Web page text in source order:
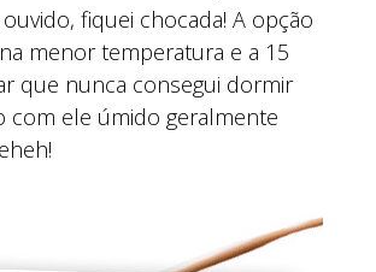
fiquei chocada! A opção
menor temperatura e a 15
que nunca consegui dormir
com ele úmido geralmente